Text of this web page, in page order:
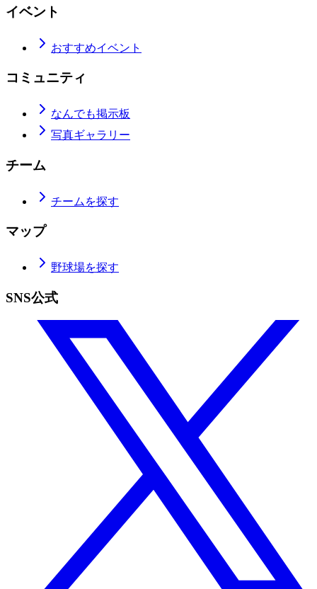
イベント
おすすめイベント
コミュニティ
なんでも掲示板
写真ギャラリー
チーム
チームを探す
マップ
野球場を探す
SNS公式